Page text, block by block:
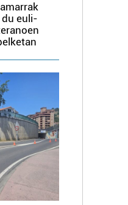
du euli-